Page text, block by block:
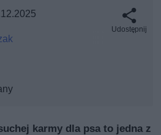
Udostępnij
karmy dla psa to jedna z